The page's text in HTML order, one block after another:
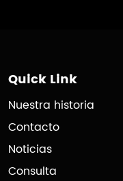
Quick Link
Nuestra historia
Contacto
Noticias
Consulta